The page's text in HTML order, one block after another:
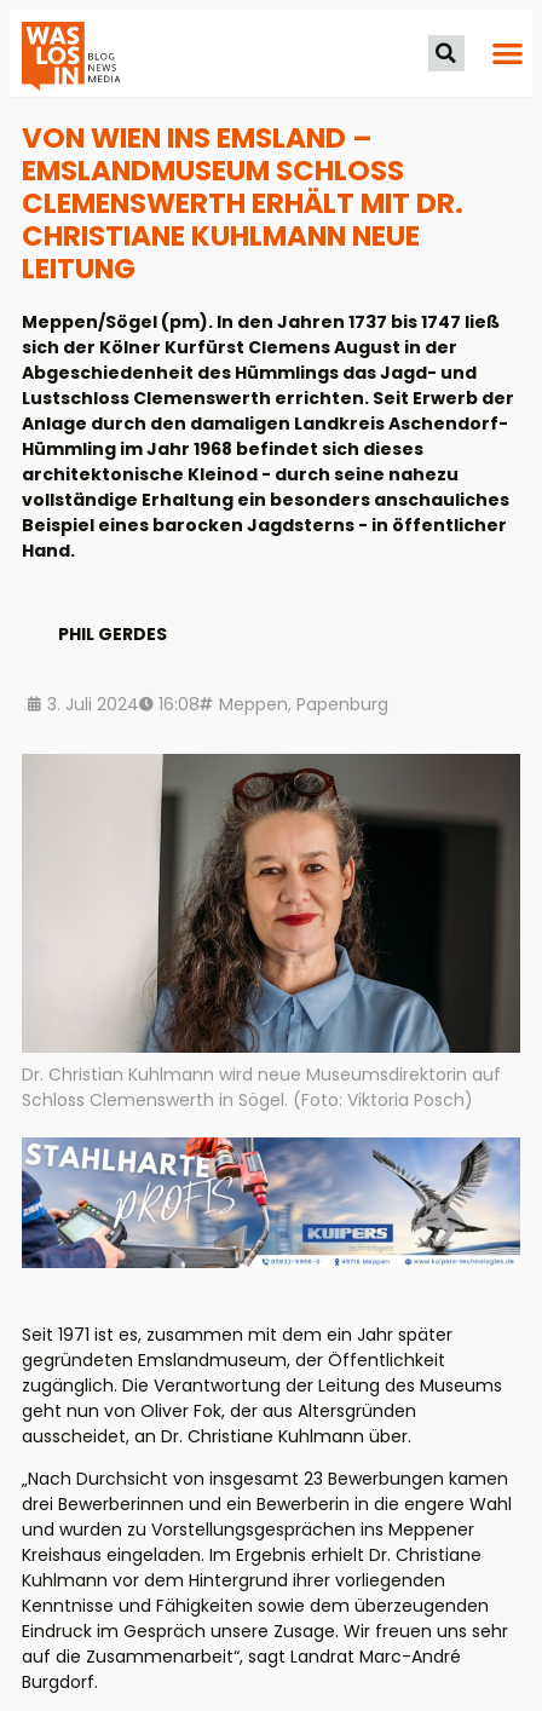
VON WIEN INS EMSLAND –
EMSLANDMUSEUM SCHLOSS
CLEMENSWERTH ERHÄLT MIT DR.
CHRISTIANE KUHLMANN NEUE
LEITUNG
Meppen/Sögel (pm). In den Jahren 1737 bis 1747 ließ
sich der Kölner Kurfürst Clemens August in der
Abgeschiedenheit des Hümmlings das Jagd- und
Lustschloss Clemenswerth errichten. Seit Erwerb der
Anlage durch den damaligen Landkreis Aschendorf-
Hümmling im Jahr 1968 befindet sich dieses
architektonische Kleinod - durch seine nahezu
vollständige Erhaltung ein besonders anschauliches
Beispiel eines barocken Jagdsterns - in öffentlicher
Hand.
PHIL GERDES
3. Juli 2024 16:08 Meppen, Papenburg
Dr. Christian Kuhlmann wird neue Museumsdirektorin auf
Schloss Clemenswerth in Sögel. (Foto: Viktoria Posch)
Seit 1971 ist es, zusammen mit dem ein Jahr später
gegründeten Emslandmuseum, der Öffentlichkeit
zugänglich. Die Verantwortung der Leitung des Museums
geht nun von Oliver Fok, der aus Altersgründen
ausscheidet, an Dr. Christiane Kuhlmann über.
„Nach Durchsicht von insgesamt 23 Bewerbungen kamen
drei Bewerberinnen und ein Bewerberin in die engere Wahl
und wurden zu Vorstellungsgesprächen ins Meppener
Kreishaus eingeladen. Im Ergebnis erhielt Dr. Christiane
Kuhlmann vor dem Hintergrund ihrer vorliegenden
Kenntnisse und Fähigkeiten sowie dem überzeugenden
Eindruck im Gespräch unsere Zusage. Wir freuen uns sehr
auf die Zusammenarbeit“, sagt Landrat Marc-André
Burgdorf.